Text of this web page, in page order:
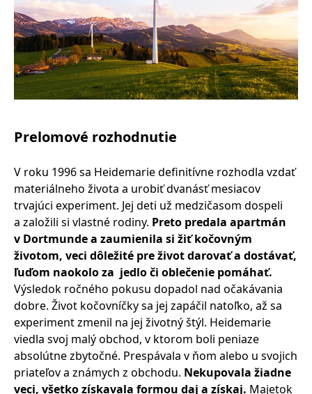
Prelomové rozhodnutie
V roku 1996 sa Heidemarie definitívne rozhodla vzdať
materiálneho života a urobiť dvanásť mesiacov
trvajúci experiment. Jej deti už medzičasom dospeli
a založili si vlastné rodiny. Preto predala apartmán
v Dortmunde a zaumienila si žiť kočovným
životom, veci dôležité pre život darovať a dostávať,
ľuďom naokolo za jedlo či oblečenie pomáhať.
Výsledok ročného pokusu dopadol nad očakávania
dobre. Život kočovníčky sa jej zapáčil natoľko, až sa
experiment zmenil na jej životný štýl. Heidemarie
viedla svoj malý obchod, v ktorom boli peniaze
absolútne zbytočné. Prespávala v ňom alebo u svojich
priateľov a známych z obchodu. Nekupovala žiadne
veci, všetko získavala formou daj a získaj. Majetok